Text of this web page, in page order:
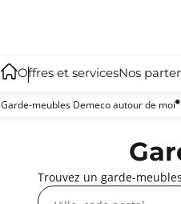
Offres et servicesNos
Garde-meubles Demeco autour de moi
Trouvez un garde-